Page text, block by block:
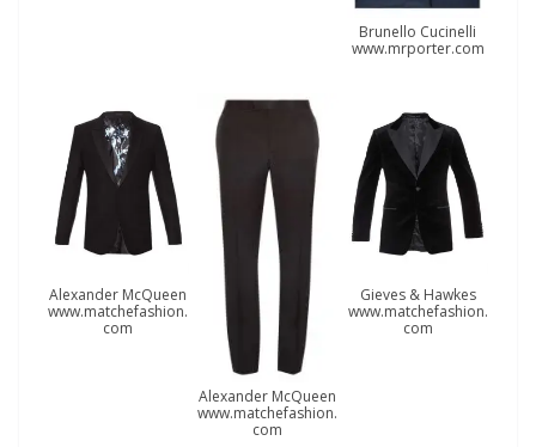
Brunello Cucinelli
www.mrporter.com
Alexander McQueen
www.matchefashion.
com
Alexander McQueen
www.matchefashion.
com
Gieves & Hawkes
www.matchefashion.
com